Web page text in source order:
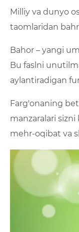
Milliy va dunyo
taomlaridan
Bahor – yangi
Bu faslni
aylantiradigan
Farg'onaning
manzaralari
mehr-oqibat va